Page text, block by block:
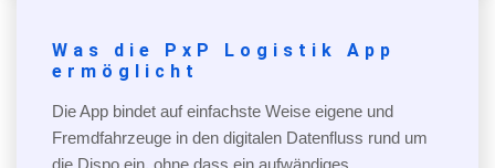
Was die PxP Logistik App
ermöglicht
Die App bindet auf einfachste Weise eigene und
Fremdfahrzeuge in den digitalen Datenfluss rund um
die Dispo ein, ohne dass ein aufwändiges